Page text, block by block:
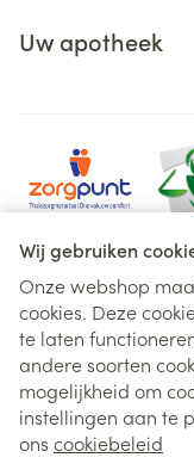
Wij gebruiken
Onze webshop
cookies. Deze
te laten
andere soorten
mogelijkheid om
instellingen aan te
ons cookiebeleid
Uw apotheek
Juridische links